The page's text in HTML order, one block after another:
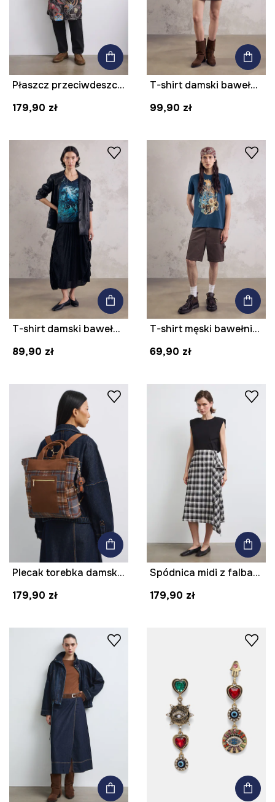
Płaszcz przeciwdeszczowy z kolekcji Mythical Creatures
179,90 zł
T-shirt damski bawełniany z nadrukiem z kolekcji Mythical Creatures
99,90 zł
T-shirt damski bawełniany z elastanem z kolekcji Mythical Creatures
89,90 zł
T-shirt męski bawełniany z nadrukiem z kolekcji Mythical Creatures
69,90 zł
Plecak torebka damska z dodatkiem wełny w kratkę z brelokiem
179,90 zł
Spódnica midi z falbaną w kratkę
179,90 zł